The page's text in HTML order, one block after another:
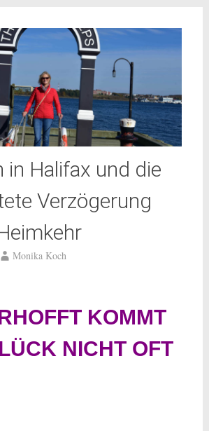
in Halifax und die
Verzögerung
Monika Koch
KOMMT
NICHT OFT